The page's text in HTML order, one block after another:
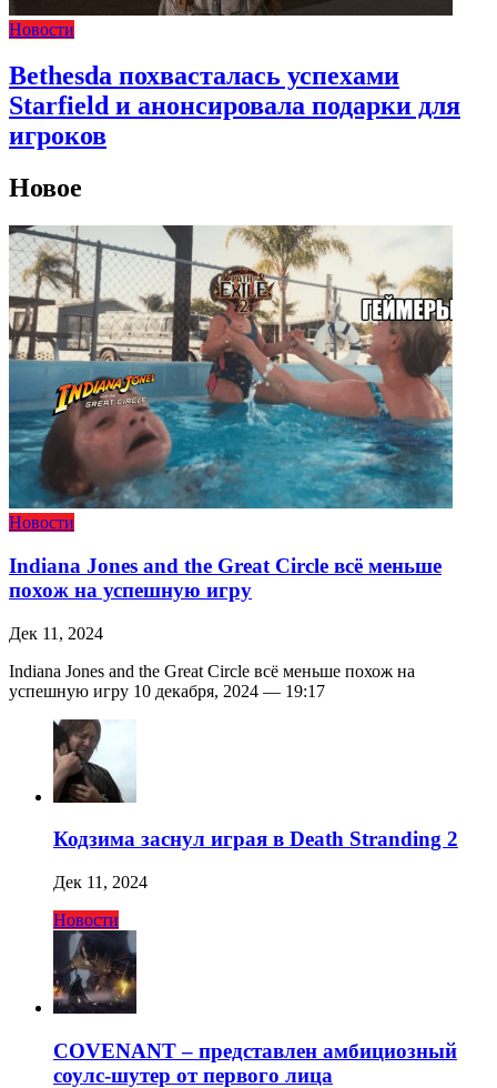
Новости
Bethesda похвасталась успехами
Starfield и анонсировала подарки для
игроков
Новое
Новости
Indiana Jones and the Great Circle всё меньше
похож на успешную игру
Дек 11, 2024
Indiana Jones and the Great Circle всё меньше похож на
успешную игру 10 декабря, 2024 — 19:17
Кодзима заснул играя в Death Stranding 2
Дек 11, 2024
Новости
COVENANT – представлен амбициозный
соулс-шутер от первого лица